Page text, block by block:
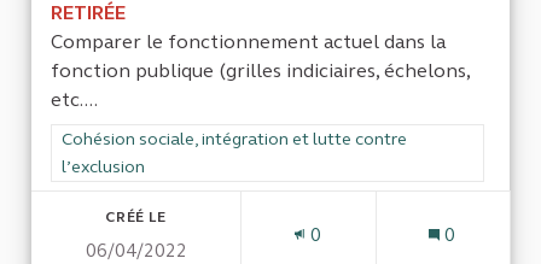
RETIRÉE
Comparer le fonctionnement actuel dans la
fonction publique (grilles indiciaires, échelons,
etc....
Filtrer les résultats de la catégorie : Cohésion sociale,
Cohésion sociale, intégration et lutte contre
l’exclusion
CRÉÉ LE
06/04/2022
0 0